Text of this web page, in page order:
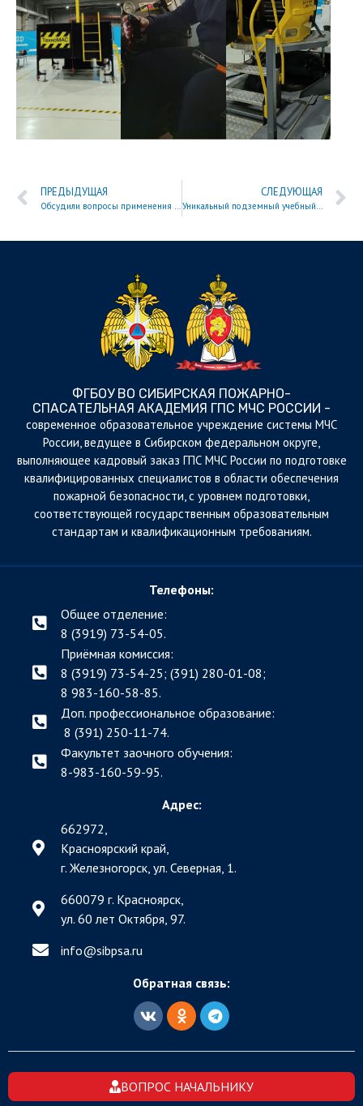
ПРЕДЫДУЩАЯ
Обсудили вопросы применения БАС в Арктической зоне
СЛЕДУЮЩАЯ
Уникальный подземный учебный полигон «Норникеля»: профессиональная подготовка в реальных условиях
ФГБОУ ВО СИБИРСКАЯ ПОЖАРНО-
СПАСАТЕЛЬНАЯ АКАДЕМИЯ ГПС МЧС РОССИИ -
cовременное образовательное учреждение системы МЧС
России, ведущее в Сибирском федеральном округе,
выполняющее кадровый заказ ГПС МЧС России по подготовке
квалифицированных специалистов в области обеспечения
пожарной безопасности, с уровнем подготовки,
соответствующей государственным образовательным
стандартам и квалификационным требованиям.
Телефоны:
Общее отделение:
8 (3919) 73-54-05.
Приёмная комиссия:
8 (3919) 73-54-25; (391) 280-01-08;
8 983-160-58-85.
Доп. профессиональное образование:
8 (391) 250-11-74.
Факультет заочного обучения:
8-983-160-59-95.
Адрес:
662972,
Красноярский край,
г. Железногорск, ул. Северная, 1.
660079 г. Красноярск,
ул. 60 лет Октября, 97.
info@sibpsa.ru
Обратная связь:
ВОПРОС НАЧАЛЬНИКУ